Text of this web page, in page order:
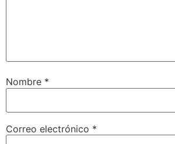
Nombre *
Correo electrónico *